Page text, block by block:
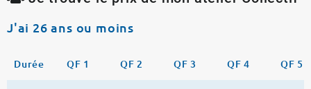
J'ai 26 ans ou moins
Durée QF 1 QF 2 QF 3 QF 4 QF 5